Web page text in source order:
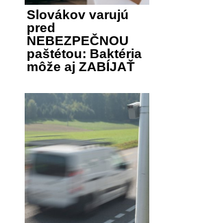
Slovákov varujú
pred
NEBEZPEČNOU
paštétou: Baktéria
môže aj ZABÍJAŤ